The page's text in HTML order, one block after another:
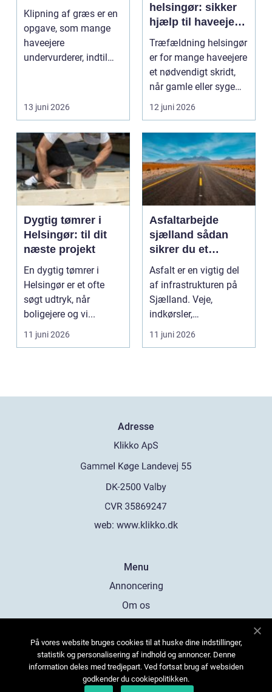
Klipning af græs er en
opgave, som mange
haveejere
undervurderer, indtil
13 juni 2026
helsingør: sikker
hjælp til haveejere
og virksomheder
Træfældning helsingør
er for mange haveejere
et nødvendigt skridt,
når gamle eller syge
træer skaber...
12 juni 2026
Dygtig tømrer i
Helsingør: til dit
næste projekt
En dygtig tømrer i
Helsingør er et ofte
søgt udtryk, når
boligejere og vi...
11 juni 2026
Asfaltarbejde
sjælland sådan
sikrer du et
holdbart resultat
Asfalt er en vigtig del
af infrastrukturen på
Sjælland. Veje,
indkørsler,
parkeringspladser og
stier...
11 juni 2026
Adresse
web: www.klikko.dk
Menu
Annoncering
Om os
Kontakt os
Sitemap
På vores website bruges cookies til at huske dine indstillinger,
statistik og personalisering af indhold og annoncer. Denne
information deles med tredjepart. Ved fortsat brug af websiden
godkender du cookiepolitikken.